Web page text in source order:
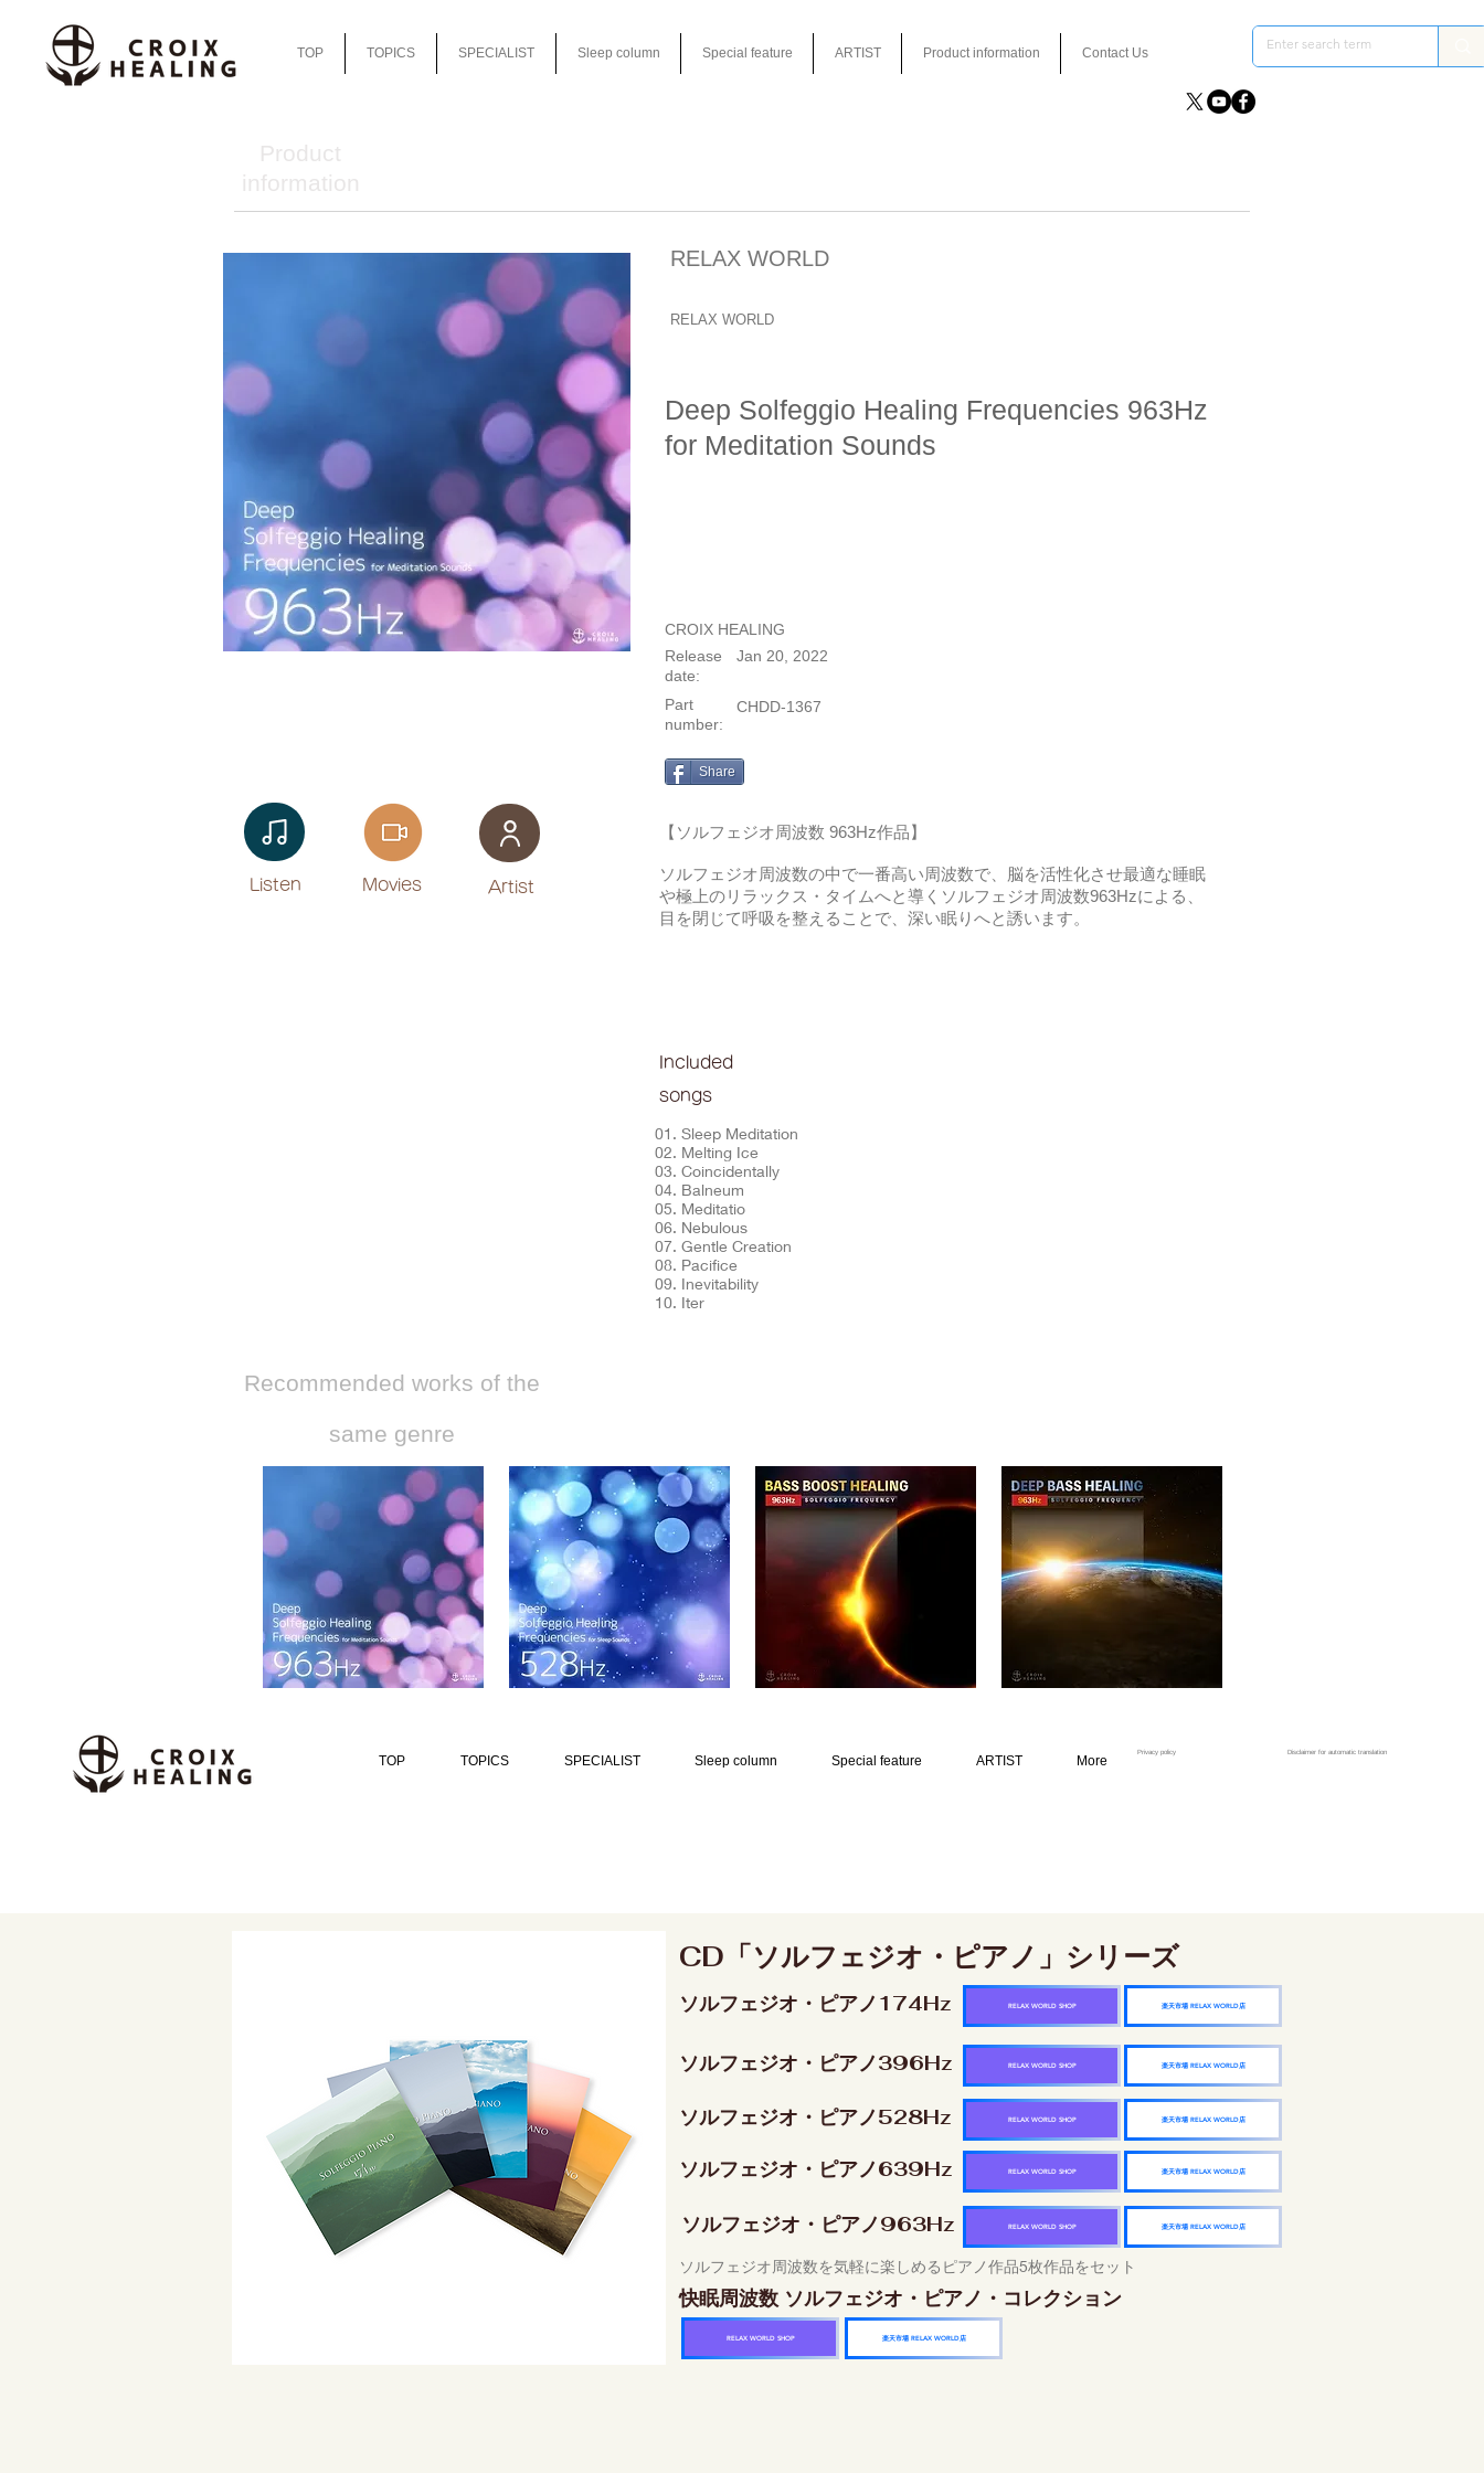
TOP TOPICS SPECIALIST Sleep column Special feature ARTIST Product information Contact Us
Product
information
Listen​ Movies ​Artist
RELAX WORLD
RELAX WORLD
Deep Solfeggio Healing Frequencies 963Hz
for Meditation Sounds
CROIX HEALING
Jan 20, 2022
Release
date:
Part
number:
CHDD-1367
Share
【ソルフェジオ周波数 963Hz作品】
ソルフェジオ周波数の中で一番高い周波数で、脳を活性化させ最適な睡眠
や極上のリラックス・タイムへと導くソルフェジオ周波数963Hzによる、
目を閉じて呼吸を整えることで、深い眠りへと誘います。
Included
songs
01. Sleep Meditation
02. Melting Ice
03. Coincidentally
04. Balneum
05. Meditatio
06. Nebulous
07. Gentle Creation
08. Pacifice
09. Inevitability
10. Iter
​Recommended works of the
same genre
TOP TOPICS SPECIALIST Sleep column Special feature ARTIST More
Privacy policy Disclaimer for automatic translation
CD「ソルフェジオ・ピアノ」シリーズ
ソルフェジオ・ピアノ174Hz 楽天市場 RELAX WORLD店
RELAX WORLD SHOP
ソルフェジオ・ピアノ396Hz 楽天市場 RELAX WORLD店
RELAX WORLD SHOP
ソルフェジオ・ピアノ528Hz 楽天市場 RELAX WORLD店
RELAX WORLD SHOP
ソルフェジオ・ピアノ639Hz 楽天市場 RELAX WORLD店
RELAX WORLD SHOP
ソルフェジオ・ピアノ963Hz 楽天市場 RELAX WORLD店
RELAX WORLD SHOP
ソルフェジオ周波数を気軽に楽しめるピアノ作品5枚作品をセット
快眠周波数 ソルフェジオ・ピアノ・コレクション
RELAX WORLD SHOP 楽天市場 RELAX WORLD店